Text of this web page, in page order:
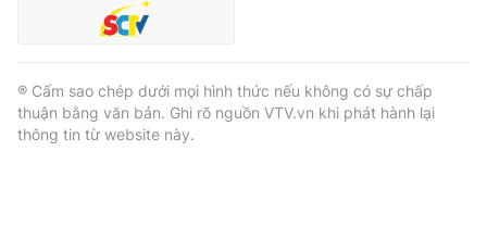
® Cấm sao chép dưới mọi hình thức nếu không có sự chấp
thuận bằng văn bản. Ghi rõ nguồn VTV.vn khi phát hành lại
thông tin từ website này.